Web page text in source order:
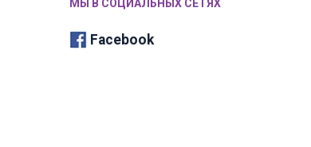
МЫ В СОЦИАЛЬНЫХ СЕТЯХ
Facebook